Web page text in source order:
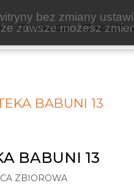
bez zmiany
zawsze możesz
WAKACJE KOSZTY
BABUNI 13
BABUNI 13
ZBIOROWA